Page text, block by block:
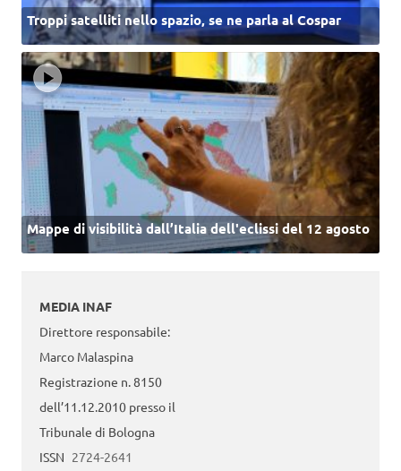
Troppi satelliti nello spazio, se ne parla al Cospar
Mappe di visibilità dall’Italia dell'eclissi del 12 agosto
MEDIA INAF
Direttore responsabile:
Marco Malaspina
Registrazione n. 8150
dell’11.12.2010 presso il
Tribunale di Bologna
ISSN 2724-2641